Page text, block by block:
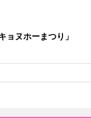
ョヌホーまつり」